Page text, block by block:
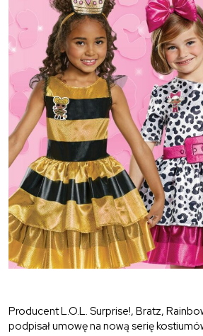
Producent L.O.L. Surprise!, Bratz,
podpisał umowę na nową serię